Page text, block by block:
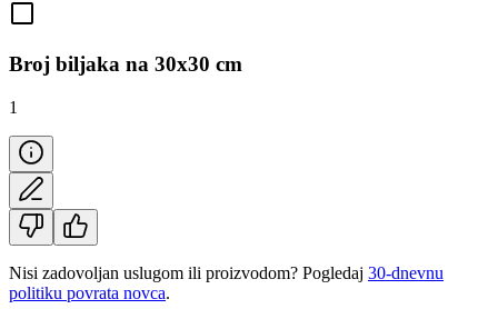
Broj biljaka na 30x30 cm
1
Nisi zadovoljan uslugom ili proizvodom? Pogledaj 30-dnevnu
politiku povrata novca.